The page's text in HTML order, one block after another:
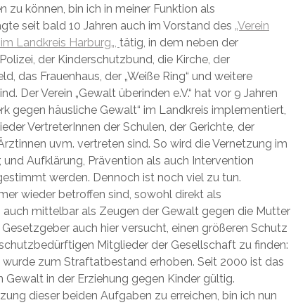
zu können, bin ich in meiner Funktion als
seit bald 10 Jahren auch im Vorstand des „Verein
Landkreis Harburg„, tätig, in dem neben der
der Kinderschutzbund, die Kirche, der
das Frauenhaus, der „Weiße Ring“ und weitere
Der Verein „Gewalt überinden e.V.“ hat vor 9 Jahren
gegen häusliche Gewalt“ im Landkreis implementiert,
VertreterInnen der Schulen, der Gerichte, der
uvm. vertreten sind. So wird die Vernetzung im
und Aufklärung, Prävention als auch Intervention
werden. Dennoch ist noch viel zu tun.
wieder betroffen sind, sowohl direkt als
auch mittelbar als Zeugen der Gewalt gegen die Mutter
auch hier versucht, einen größeren Schutz
Mitglieder der Gesellschaft zu finden:
wurde zum Straftatbestand erhoben. Seit 2000 ist das
in der Erziehung gegen Kinder gültig.
dieser beiden Aufgaben zu erreichen, bin ich nun